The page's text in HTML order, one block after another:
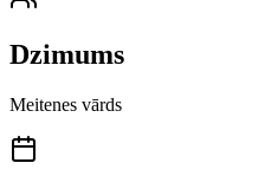
Dzimums
Meitenes vārds